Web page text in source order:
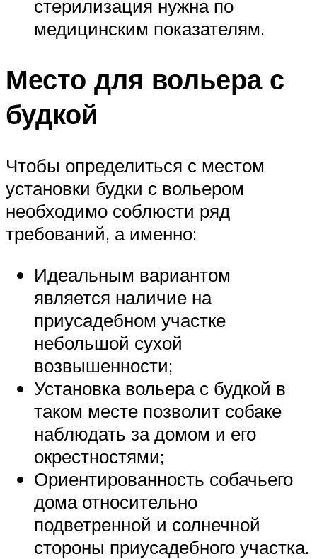
стерилизация нужна по
медицинским показателям.
Место для вольера с
будкой
Чтобы определиться с местом
установки будки с вольером
необходимо соблюсти ряд
требований, а именно:
Идеальным вариантом
является наличие на
приусадебном участке
небольшой сухой
возвышенности;
Установка вольера с будкой в
таком месте позволит собаке
наблюдать за домом и его
окрестностями;
Ориентированность собачьего
дома относительно
подветренной и солнечной
стороны приусадебного участка.